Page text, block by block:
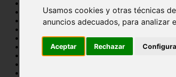
Usamos cookies y otras técnicas
anuncios adecuados, para
Aceptar Rechazar
huevos
mariscos
postres